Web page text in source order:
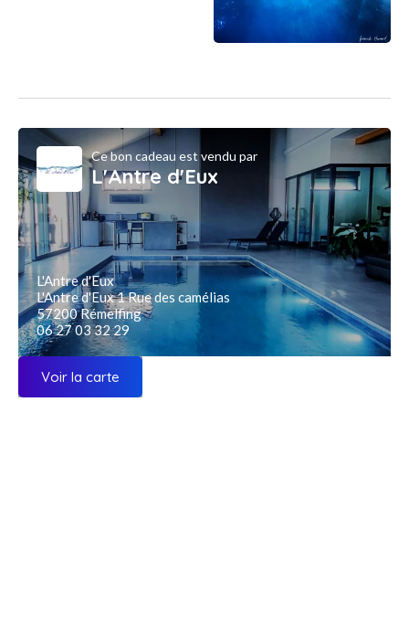
Ce bon cadeau est vendu par
L'Antre d'Eux
L'Antre d'Eux
L'Antre d'Eux 1 Rue des camélias
57200 Rémelfing
06 27 03 32 29
Voir la carte